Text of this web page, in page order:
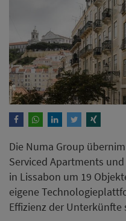
Die Numa Group
Serviced Apartments
in Lissabon um 19
eigene
Effizienz der Unterkünfte